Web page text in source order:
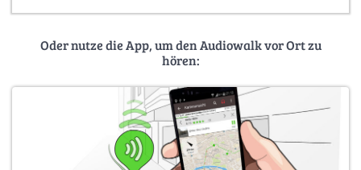
Oder nutze die App, um den Audiowalk vor Ort zu
hören: